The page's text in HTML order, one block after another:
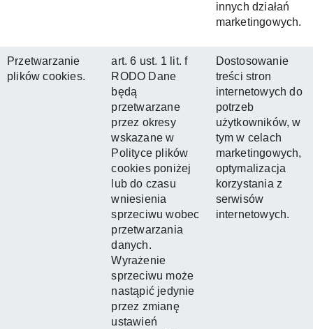
innych działań
marketingowych.
Przetwarzanie
plików cookies.
art. 6 ust. 1 lit. f
RODO Dane
będą
przetwarzane
przez okresy
wskazane w
Polityce plików
cookies poniżej
lub do czasu
wniesienia
sprzeciwu wobec
przetwarzania
danych.
Wyrażenie
sprzeciwu może
nastąpić jedynie
przez zmianę
ustawień
Dostosowanie
treści stron
internetowych do
potrzeb
użytkowników, w
tym w celach
marketingowych,
optymalizacja
korzystania z
serwisów
internetowych.